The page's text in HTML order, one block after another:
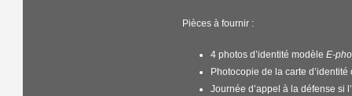
Pièces à fournir :
4 photos d’identité modèle E-
Photocopie de la carte
Journée d’appel à la défense si